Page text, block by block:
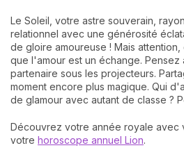
Le Soleil, votre astre souverain,
relationnel avec une générosité
de gloire amoureuse ! Mais
que l'amour est un échange. Pensez
partenaire sous les projecteurs.
moment encore plus magique. Qui
de glamour avec autant de classe ?
Découvrez votre année royale avec
votre horoscope annuel Lion.